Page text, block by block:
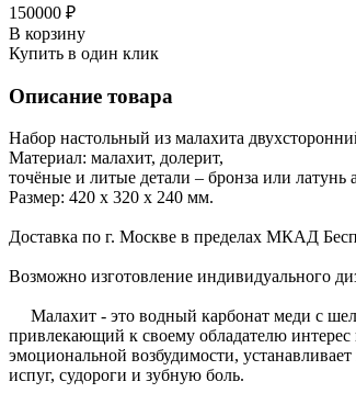
150000 ₽
В корзину
Купить в один клик
Описание товара
Набор настольный из малахита
Материал: малахит, долерит,
точёные и литые детали – бронза или латунь
Размер: 420 x 320 x 240 мм.
Доставка по г. Москве в пределах МКАД
Возможно изготовление индивидуального
Малахит - это водный карбонат меди с
привлекающий к своему обладателю
эмоциональной возбудимости,
испуг, судороги и зубную боль.